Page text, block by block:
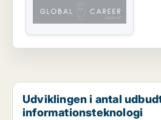
Udviklingen i antal
informationsteknologi